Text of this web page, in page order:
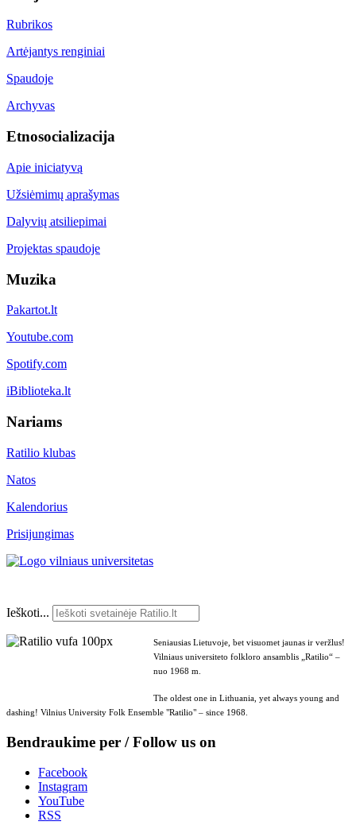
Rubrikos
Artėjantys renginiai
Spaudoje
Archyvas
Etnosocializacija
Apie iniciatyvą
Užsiėmimų aprašymas
Dalyvių atsiliepimai
Projektas spaudoje
Muzika
Pakartot.lt
Youtube.com
Spotify.com
iBiblioteka.lt
Nariams
Ratilio klubas
Natos
Kalendorius
Prisijungimas
Ieškoti...
Seniausias Lietuvoje, bet visuomet jaunas ir veržlus!
Vilniaus universiteto folkloro ansamblis „Ratilio“ –
nuo 1968 m.
The oldest one in Lithuania, yet always young and
dashing! Vilnius University Folk Ensemble "Ratilio" – since 1968.
Bendraukime per / Follow us on
Facebook
Instagram
YouTube
RSS